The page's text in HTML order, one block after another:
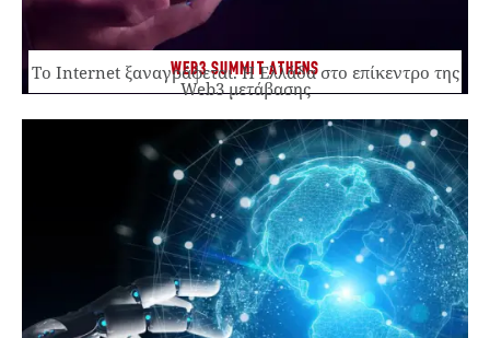
WEB3 SUMMIT ATHENS
Το Internet ξαναγράφεται. Η Ελλάδα στο επίκεντρο της
Web3 μετάβασης